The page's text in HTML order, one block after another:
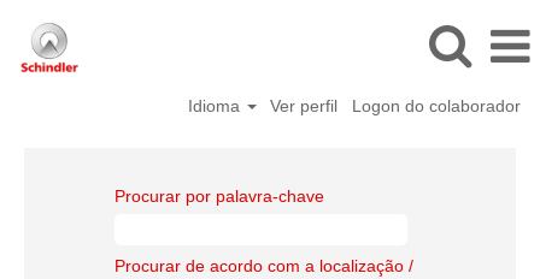
Idioma Ver perfil Logon do colaborador
Procurar por palavra-chave
Procurar de acordo com a localização /